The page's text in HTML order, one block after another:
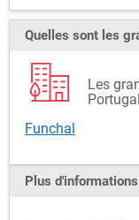
Quelles sont les
Les
Funchal
Plus